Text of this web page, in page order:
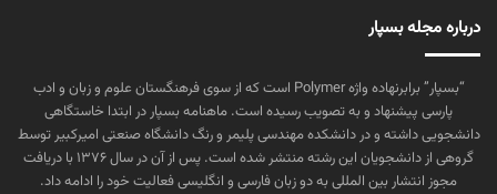
درباره مجله بسپار
“بسپار” برابرنهاده واژه Polymer است که از سوی فرهنگستان علوم و زبان و ادب
پارسی پیشنهاد و به تصویب رسیده است. ماهنامه بسپار در ابتدا خاستگاهی
دانشجویی داشته و در دانشکده مهندسی پلیمر و رنگ دانشگاه صنعتی امیرکبیر توسط
گروهی از دانشجویان این رشته منتشر شده است. پس از آن در سال ۱۳۷۶ با دریافت
مجوز انتشار بین المللی به دو زبان فارسی و انگلیسی فعالیت خود را ادامه داد.